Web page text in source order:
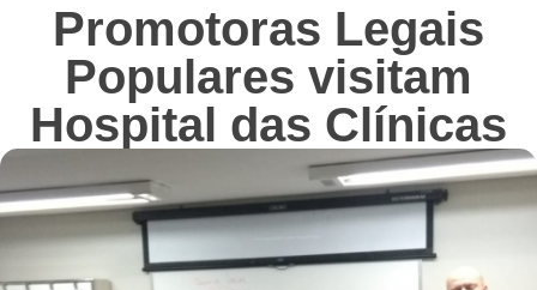
Promotoras Legais
Populares visitam
Hospital das Clínicas